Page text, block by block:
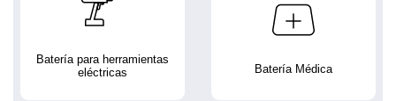
Batería para herramientas
eléctricas
Batería Médica